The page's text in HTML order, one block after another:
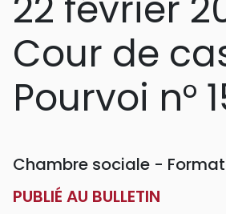
Cour de
Pourvoi n°
Chambre sociale -
PUBLIÉ AU BULLETIN